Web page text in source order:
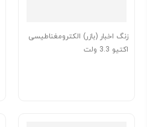
زنگ اخبار (بازر) الکترومغناطیسی
اکتیو 3.3 ولت